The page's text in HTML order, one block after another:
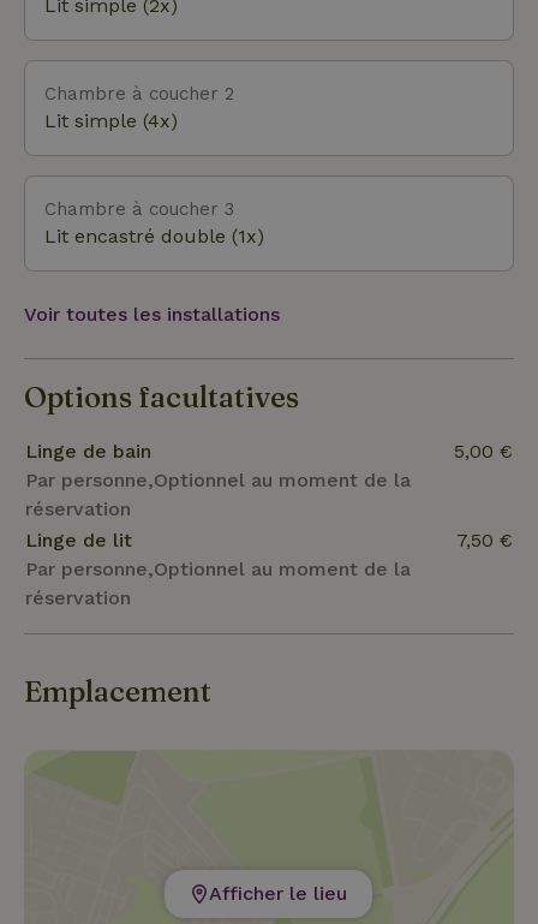
possibilité de voir comment on construit un
paquebot de croisière à Papenburg en Allemagne,
faire du shopping à Leer ou à Groningue, passer
une journée sur l’île allemande de Borkum dans la
mer des Wadden, découvrir la forêt enchantée de
Ter Apel ou le parc des dinosaures de Wedde, visiter
le zoo d’Emmen… tout ça à environ une demi-
heure. Tu viens aussi ?
Lit simple (2x)
Chambre à coucher 2
Lit simple (4x)
Chambre à coucher 3
Lit encastré double (1x)
Voir toutes les installations
Options facultatives
Linge de bain
Par personne,Optionnel au moment de la
réservation
5,00 €
Linge de lit
Par personne,Optionnel au moment de la
réservation
7,50 €
Emplacement
Afficher le lieu